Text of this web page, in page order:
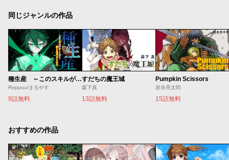
同じジャンルの作品
種生産 ～このスキルがチートだとまだ誰も気付いていない～
Reppuu/まるやす
9話無料
すだちの魔王城
森下真
13話無料
Pumpkin Scissors
岩永亮太郎
15話無料
おすすめの作品